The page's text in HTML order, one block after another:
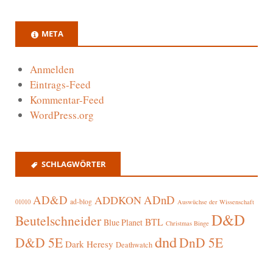
META
Anmelden
Eintrags-Feed
Kommentar-Feed
WordPress.org
SCHLAGWÖRTER
01010 AD&D ad-blog ADDKONADnD Auswüchse der Wissenschaft
Beutelschneider Blue Planet BTL Christmas Binge D&D
D&D 5E Dark Heresy Deathwatch dndDnD 5E